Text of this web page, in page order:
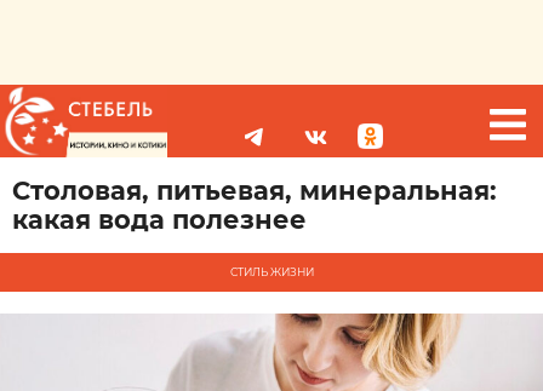
Столовая, питьевая, минеральная:
какая вода полезнее
СТИЛЬ ЖИЗНИ